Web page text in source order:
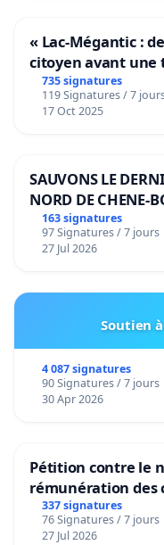
« Lac-Mégantic :
citoyen avant
de notre territoire »
735 signatures
119 Signatures / 7
17 Oct 2025
SAUVONS LE
NORD DE CHENE-
163 signatures
97 Signatures / 7 jours
27 Jul 2026
Soutien
4 087 signatures
90 Signatures / 7 jours
30 Apr 2026
Pétition contre le
rémunération des
granum basé sur
337 signatures
76 Signatures / 7 jours
27 Jul 2026